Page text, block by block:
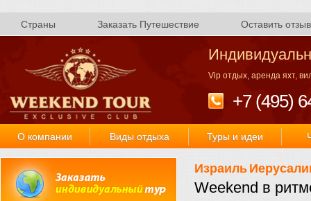
Страны Заказать Путешествие Оставить отзыв
Vip отдых, аренда яхт,
+7 (495)
О компании Виды отдыха Туры и идеи
Израиль
Weekend в